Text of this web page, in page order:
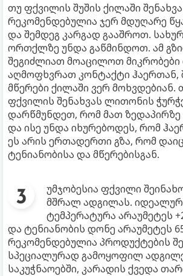
თუ ფქვილის შუშის ქილაში
რეკომენდებულია ჯერ მდუღარე
და შემდეგ კარგად გააშროთ.
ორთქლზე უნდა გაწმინდოთ. ამ
შეგიძლიათ მოაცილოთ მიკრობები
აღმოფხვრათ კონტაქტი ჰაერთან,
მწერები ქილაში ვერ მოხვდებიან.
ფქვილის შენახვას ლითონის
დარწმუნდეთ, რომ მათ ზედაპირზე
და ისე უნდა იხურებოდეს, რომ
ეს არის ერთადერთი გზა, რომ
ტენიანობისა და მწერებისგან.
უმჯობესია ფქვილი
მშრალ ადგილას.
ტემპერატურა არაუმეტეს
და ტენიანობის დონე არაუმეტეს
რეკომენდებულია პროდუქტების
სპეციალურად გამოყოფილ
საკუჭნაოებში, კარადის ქვედა